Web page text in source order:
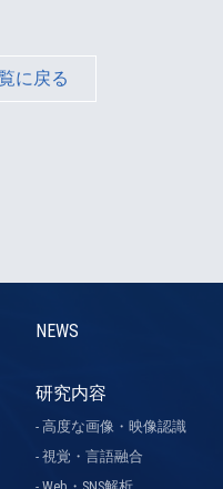
に戻る
NEWS
研究内容
高度な画像・映像認識
視覚・言語融合